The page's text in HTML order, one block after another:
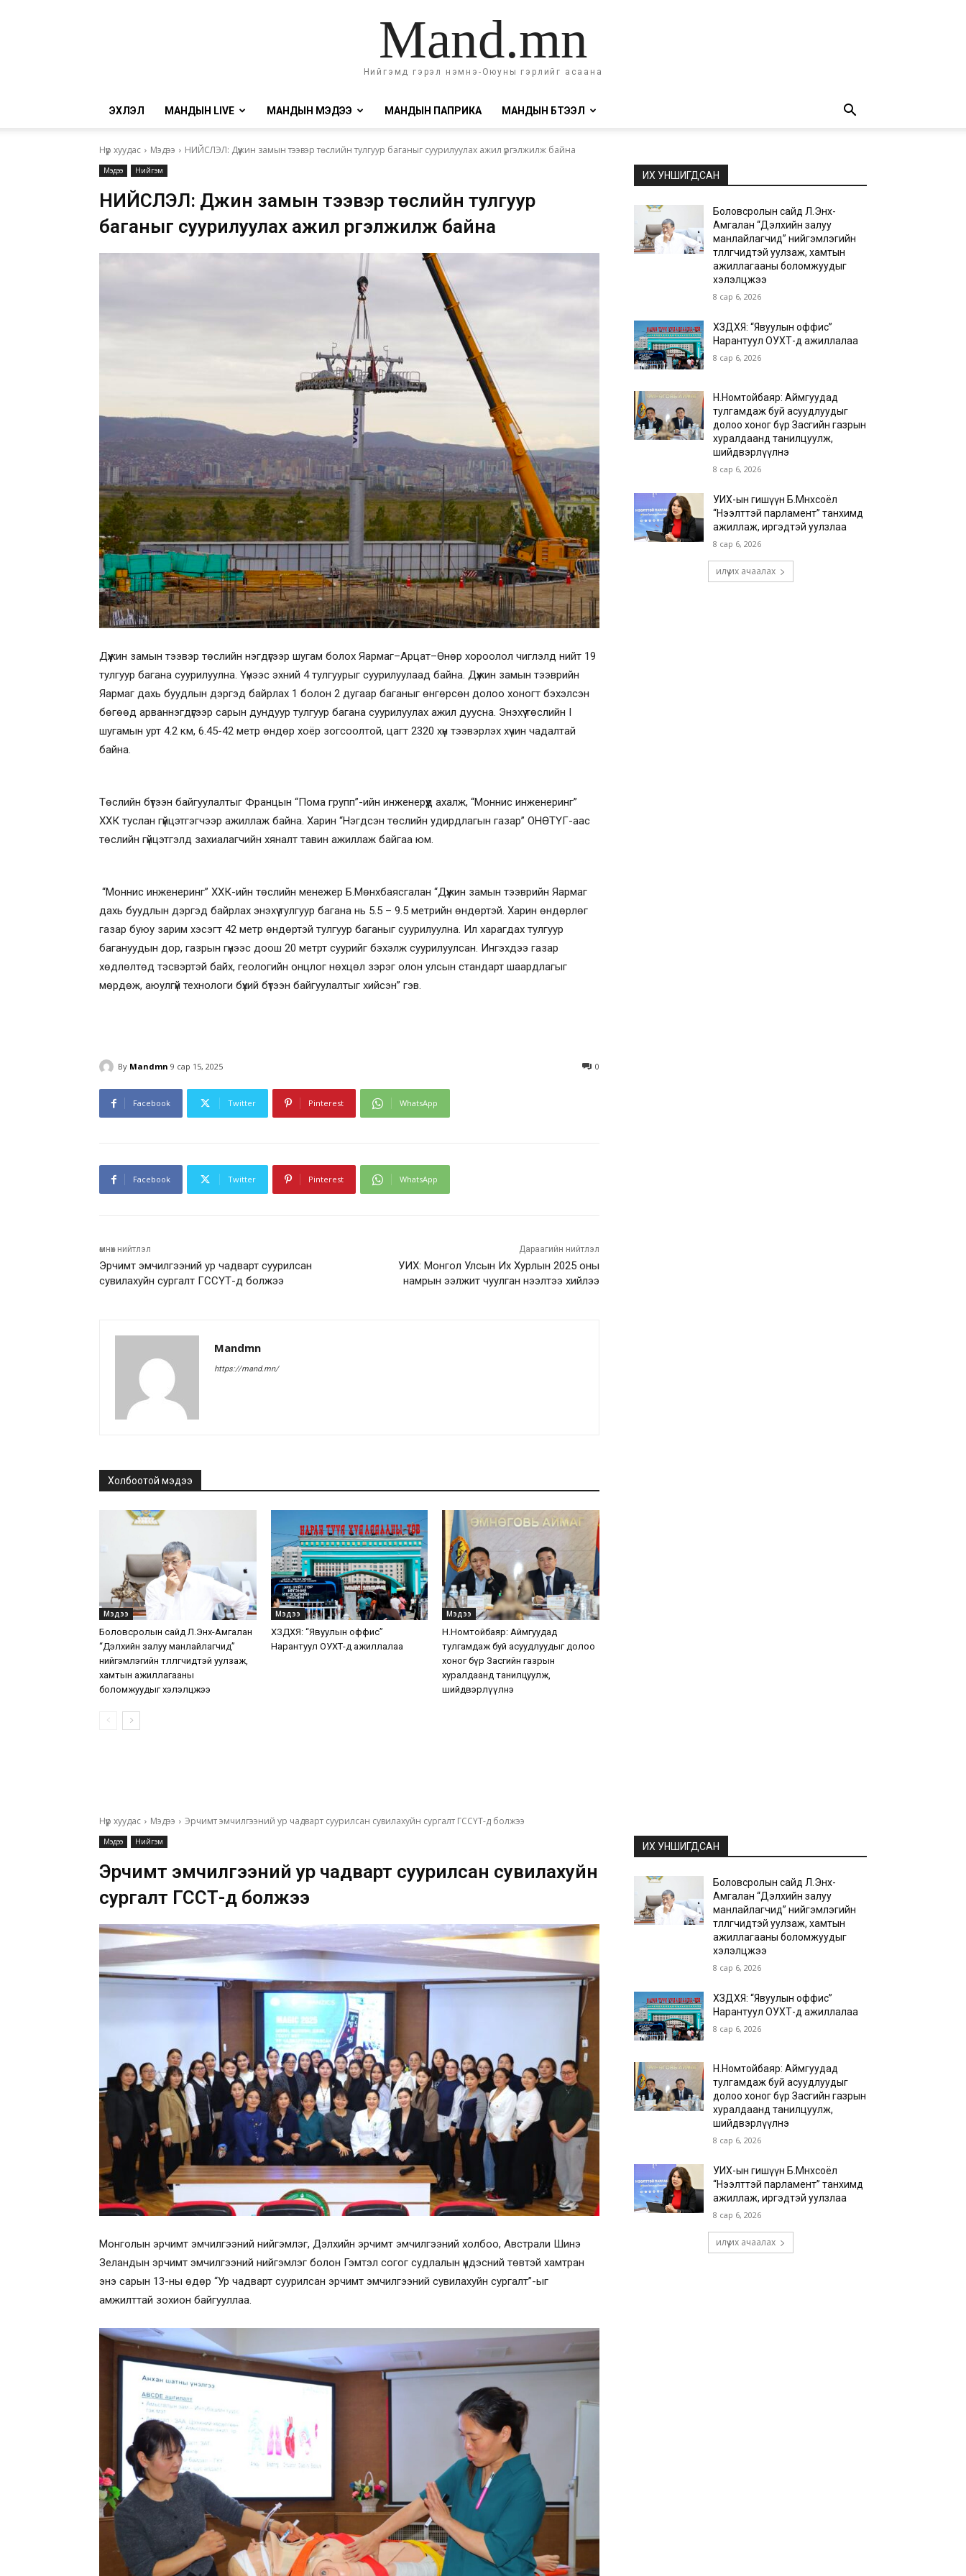
Mand.mn
Нийгэмд гэрэл нэмнэ-Оюуны гэрлийг асаана
ЭХЛЭЛ МАНДЫН LIVE МАНДЫН МЭДЭЭ МАНДЫН ПАПРИКА МАНДЫН БҮТЭЭЛ
Нүүр хуудас Мэдээ НИЙСЛЭЛ: Дүүжин замын тээвэр төслийн тулгуур баганыг суурилуулах ажил үргэлжилж байна
Мэдээ Нийгэм
НИЙСЛЭЛ: Дүүжин замын тээвэр төслийн тулгуур
баганыг суурилуулах ажил үргэлжилж байна
Дүүжин замын тээвэр төслийн нэгдүгээр шугам болох Яармаг–Арцат–Өнөр хороолол чиглэлд нийт 19
тулгуур багана суурилуулна. Үүнээс эхний 4 тулгуурыг суурилуулаад байна. Дүүжин замын тээврийн
Яармаг дахь буудлын дэргэд байрлах 1 болон 2 дугаар баганыг өнгөрсөн долоо хоногт бэхэлсэн
бөгөөд арваннэгдүгээр сарын дундуур тулгуур багана суурилуулах ажил дуусна. Энэхүү төслийн I
шугамын урт 4.2 км, 6.45-42 метр өндөр хоёр зогсоолтой, цагт 2320 хүн тээвэрлэх хүчин чадалтай
байна.
Төслийн бүтээн байгуулалтыг Францын “Пома групп”-ийн инженерүүд ахалж, “Моннис инженеринг”
ХХК туслан гүйцэтгэгчээр ажиллаж байна. Харин “Нэгдсэн төслийн удирдлагын газар” ОНӨТҮГ-аас
төслийн гүйцэтгэлд захиалагчийн хяналт тавин ажиллаж байгаа юм.
“Моннис инженеринг” ХХК-ийн төслийн менежер Б.Мөнхбаясгалан “Дүүжин замын тээврийн Яармаг
дахь буудлын дэргэд байрлах энэхүү тулгуур багана нь 5.5 – 9.5 метрийн өндөртэй. Харин өндөрлөг
газар буюу зарим хэсэгт 42 метр өндөртэй тулгуур баганыг суурилуулна. Ил харагдах тулгуур
багануудын дор, газрын гүнээс доош 20 метрт суурийг бэхэлж суурилуулсан. Ингэхдээ газар
хөдлөлтөд тэсвэртэй байх, геологийн онцлог нөхцөл зэрэг олон улсын стандарт шаардлагыг
мөрдөж, аюулгүй технологи бүхий бүтээн байгуулалтыг хийсэн” гэв.
By Mandmn 9 сар 15, 2025 0
Facebook Twitter Pinterest WhatsApp
Facebook Twitter Pinterest WhatsApp
өмнөх нийтлэл
Эрчимт эмчилгээний ур чадварт суурилсан
сувилахуйн сургалт ГССҮТ-д болжээ
Дараагийн нийтлэл
УИХ: Монгол Улсын Их Хурлын 2025 оны
намрын ээлжит чуулган нээлтээ хийлээ
Mandmn
https://mand.mn/
Холбоотой мэдээ
Мэдээ
Боловсролын сайд Л.Энх-Амгалан
“Дэлхийн залуу манлайлагчид”
нийгэмлэгийн төлөөлөгчидтэй уулзаж,
хамтын ажиллагааны
боломжуудыг хэлэлцжээ
Мэдээ
ХЗДХЯ: “Явуулын оффис”
Нарантуул ОУХТ-д ажиллалаа
Мэдээ
Н.Номтойбаяр: Аймгуудад
тулгамдаж буй асуудлуудыг долоо
хоног бүр Засгийн газрын
хуралдаанд танилцуулж,
шийдвэрлүүлнэ
ИХ УНШИГДСАН
Боловсролын сайд Л.Энх-
Амгалан “Дэлхийн залуу
манлайлагчид” нийгэмлэгийн
төлөөлөгчидтэй уулзаж, хамтын
ажиллагааны боломжуудыг
хэлэлцжээ
8 сар 6, 2026
ХЗДХЯ: “Явуулын оффис”
Нарантуул ОУХТ-д ажиллалаа
8 сар 6, 2026
Н.Номтойбаяр: Аймгуудад
тулгамдаж буй асуудлуудыг
долоо хоног бүр Засгийн газрын
хуралдаанд танилцуулж,
шийдвэрлүүлнэ
8 сар 6, 2026
УИХ-ын гишүүн Б.Мөнхсоёл
“Нээлттэй парламент” танхимд
ажиллаж, иргэдтэй уулзлаа
8 сар 6, 2026
илүү их ачаалах